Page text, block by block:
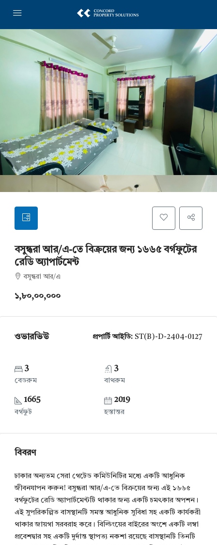
বসুন্ধরা আর/এ-তে বিক্রয়ের জন্য ১৬৬৫ বর্গফুটের
রেডি অ্যাপার্টমেন্ট
বসুন্ধরা আর/এ
১,৮০,০০,০০০​​
ওভারভিউ প্রপার্টি আইডি: ST(B)-D-2404-0127
3
বেডরুম
3
বাথরুম
1665
বর্গফুট
2019
হস্তান্তর
বিবরণ
ঢাকার অন্যতম সেরা গেটেড কমিউনিটির মধ্যে একটি আধুনিক
জীবনযাপন করুন! বসুন্ধরা আর/এ-তে বিক্রয়ের জন্য এই ১৬৬৫
বর্গফুটের রেডি অ্যাপার্টমেন্টটি থাকার জন্য একটি চমৎকার অপশন।
এই সুপরিকল্পিত বাসস্থানটি সমস্ত আধুনিক সুবিধা সহ একটি কার্যকরী
থাকার জায়গা সরবরাহ করে। বিল্ডিংয়ের বাইরের অংশে একটি লম্বা
প্রবেশদ্বার সহ একটি দুর্দান্ত স্থাপত্য নকশা রয়েছে বাসস্থানটি তিনটি